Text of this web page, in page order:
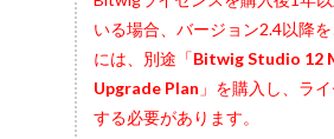
いる場合、バージョン2.4以降
には、別途「Bitwig Studio 12
Upgrade Plan 」を購入し、ラ
する必要があります。